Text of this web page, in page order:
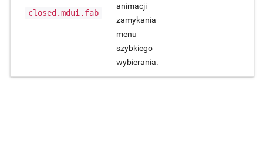
closed.mdui.fab
animacji
zamykania
menu
szybkiego
wybierania.